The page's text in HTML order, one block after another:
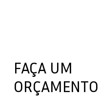
FAÇA UM
ORÇAMENTO